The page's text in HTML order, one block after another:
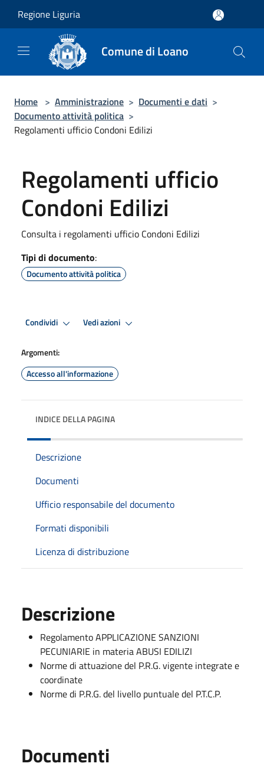
Regione Liguria
Comune di Loano
Home > Amministrazione > Documenti e dati >
Documento attività politica >
Regolamenti ufficio Condoni Edilizi
Regolamenti ufficio
Condoni Edilizi
Consulta i regolamenti ufficio Condoni Edilizi
Tipi di documento:
Documento attività politica
Condividi Vedi azioni
Argomenti:
Accesso all'informazione
INDICE DELLA PAGINA
Descrizione
Documenti
Ufficio responsabile del documento
Formati disponibili
Licenza di distribuzione
Descrizione
Regolamento APPLICAZIONE SANZIONI
PECUNIARIE in materia ABUSI EDILIZI
Norme di attuazione del P.R.G. vigente integrate e
coordinate
Norme di P.R.G. del livello puntuale del P.T.C.P.
Documenti